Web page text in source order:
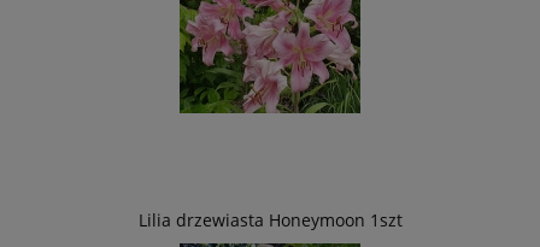
Lilia drzewiasta Honeymoon 1szt